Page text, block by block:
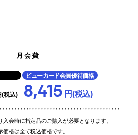
月会費
(税込)
ビューカード会員優待価格
8,415 円(税込)
会時に指定品のご購入が必要となります。
価格は全て税込価格です。